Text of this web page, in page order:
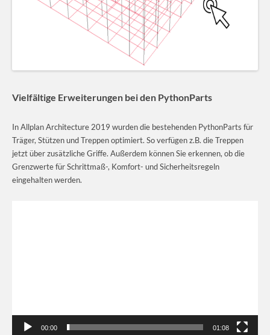
Vielfältige Erweiterungen bei den PythonParts
In Allplan Architecture 2019 wurden die bestehenden PythonParts für
Träger, Stützen und Treppen optimiert. So verfügen z.B. die Treppen
jetzt über zusätzliche Griffe. Außerdem können Sie erkennen, ob die
Grenzwerte für Schrittmaß-, Komfort- und Sicherheitsregeln
eingehalten werden.
00:00 01:08